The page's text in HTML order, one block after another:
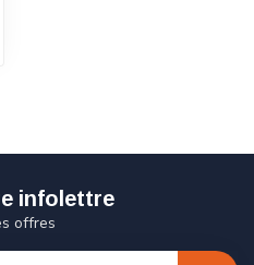
infolettre
offres